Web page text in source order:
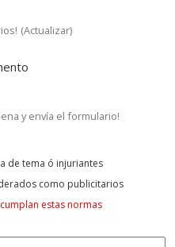
(Actualizar)
y envía el formulario!
de tema ó injuriantes
como publicitarios
estas normas